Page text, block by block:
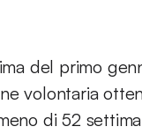
del primo
volontaria
di 52